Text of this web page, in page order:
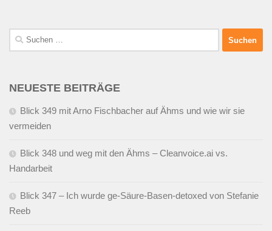
Suchen
nach:
NEUESTE BEITRÄGE
Blick 349 mit Arno Fischbacher auf Ähms und wie wir sie
vermeiden
Blick 348 und weg mit den Ähms – Cleanvoice.ai vs.
Handarbeit
Blick 347 – Ich wurde ge-Säure-Basen-detoxed von Stefanie
Reeb